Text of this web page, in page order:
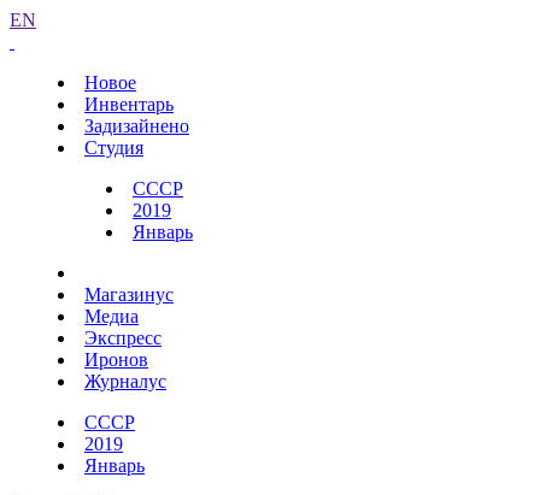
EN
Новое
Инвентарь
Задизайнено
Студия
СССР
2019
Январь
Магазинус
Медиа
Экспресс
Иронов
Журналус
СССР
2019
Январь